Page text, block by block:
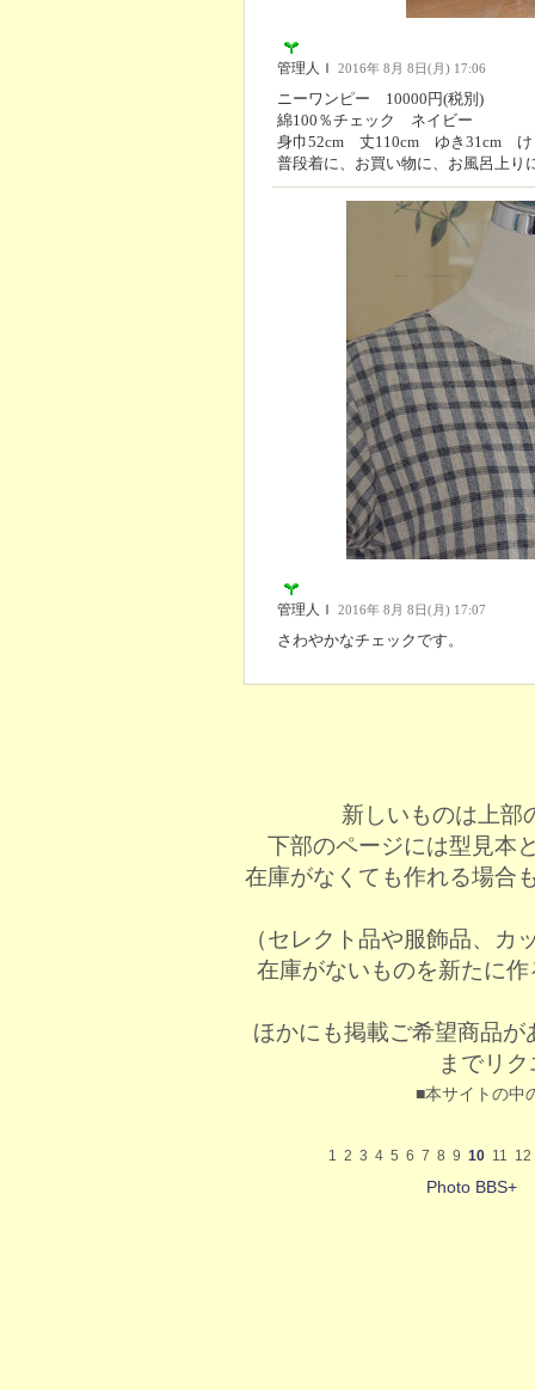
管理人Ｉ 2016年 8月 8日(月) 17:06
ニーワンピー 10000円(税別)
綿100％チェック ネイビー
身巾52cm 丈110cm ゆき31cm け
普段着に、お買い物に、お風呂上り
管理人Ｉ 2016年 8月 8日(月) 17:07
さわやかなチェックです。
新しいものは上部
下部のページには型見本
在庫がなくても作れる場合
（セレクト品や服飾品、
在庫がないものを新たに
ほかにも掲載ご希望商品が
までリ
■本サイトの中
1 2 3 4 5 6 7 8 9 10 11 12
Photo BBS+